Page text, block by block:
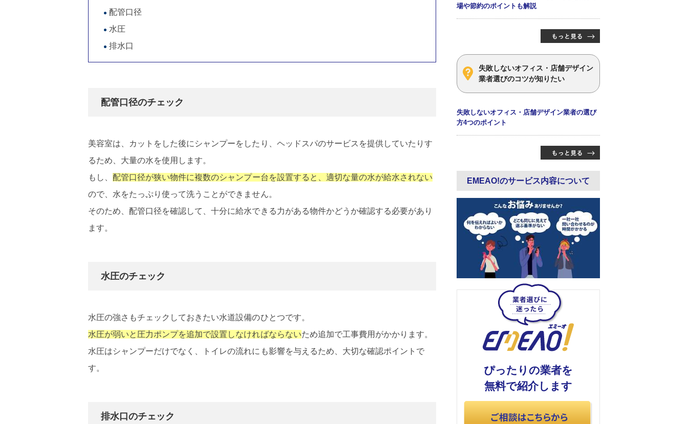
配管口径
水圧
排水口
配管口径のチェック
美容室は、カットをした後にシャンプーをしたり、ヘッドスパのサービスを提供していたりす
るため、大量の水を使用します。
もし、 配管口径が狭い物件に複数のシャンプー台を設置すると、適切な量の水が給水されない
ので、水をたっぷり使って洗うことができません。
そのため、配管口径を確認して、十分に給水できる力がある物件かどうか確認する必要があり
ます。
水圧のチェック
水圧の強さもチェックしておきたい水道設備のひとつです。
水圧が弱いと圧力ポンプを追加で設置しなければならないため追加で工事費用がかかります。
水圧はシャンプーだけでなく、トイレの流れにも影響を与えるため、大切な確認ポイントで
す。
排水口のチェック
場や節約のポイントも解説
失敗しないオフィス・店舗デザイン
業者選びのコツが知りたい
失敗しないオフィス・店舗デザイン業者の選び
方4つのポイント
EMEAO!のサービス内容について
ぴったりの業者を
無料で紹介します